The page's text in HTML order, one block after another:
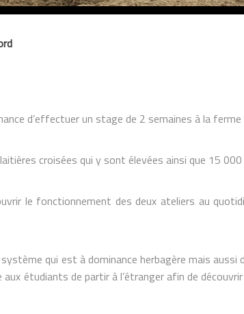
d’effectuer un stage de 2 semaines à la
croisées qui y sont élevées ainsi que 15
le fonctionnement des deux ateliers au
qui est à dominance herbagère mais
étudiants de partir à l’étranger afin de